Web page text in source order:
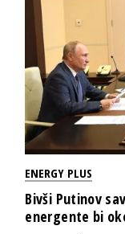
ENERGY PLUS
Bivši Putinov
energente bi